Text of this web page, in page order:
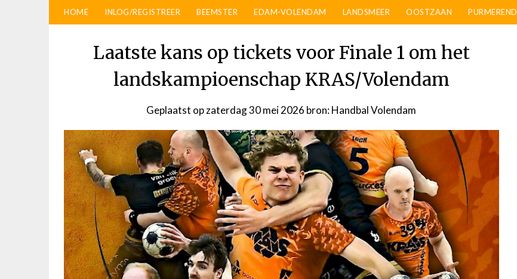
HOME INLOG/REGISTREER BEEMSTER EDAM-VOLENDAM LANDSMEER OOSTZAAN PURMEREND
Laatste kans op tickets voor Finale 1 om het
landskampioenschap KRAS/Volendam
Geplaatst opzaterdag 30 mei 2026 door
bron: Handbal Volendam